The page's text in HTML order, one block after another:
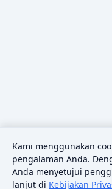
Kami menggunakan
pengalaman Anda.
Anda menyetujui
lanjut di Kebijakan